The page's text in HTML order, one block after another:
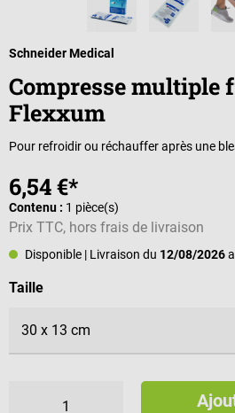
Schneider Medical
Compresse multiple
Flexxum
Pour refroidir ou réchauffer après une
6,54 €*
Contenu : 1 pièce(s)
Prix TTC, hors frais de livraison
Disponible | Livraison du 12/08/2026
Sélectionnez
Taille